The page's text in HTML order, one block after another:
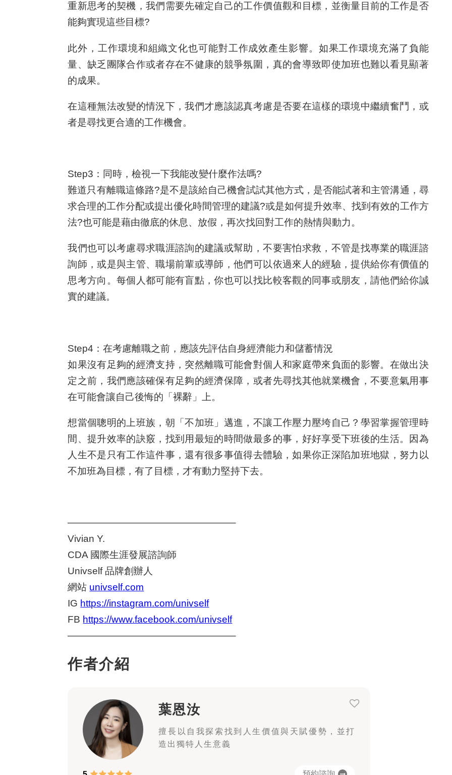
重新思考的契機，我們需要先確定自己的工作價值觀和目標，並衡量目前的工作是否
能夠實現這些目標?
此外，工作環境和組織文化也可能對工作成效產生影響。如果工作環境充滿了負能
量、缺乏團隊合作或者存在不健康的競爭氛圍，真的會導致即使加班也難以看見顯著
的成果。
在這種無法改變的情況下，我們才應該認真考慮是否要在這樣的環境中繼續奮鬥，或
者是尋找更合適的工作機會。
Step3：同時，檢視一下我能改變什麼作法嗎?
難道只有離職這條路?是不是該給自己機會試試其他方式，是否能試著和主管溝通，尋
求合理的工作分配或提出優化時間管理的建議?或是如何提升效率、找到有效的工作方
法?也可能是藉由徹底的休息、放假，再次找回對工作的熱情與動力。
我們也可以考慮尋求職涯諮詢的建議或幫助，不要害怕求救，不管是找專業的職涯諮
詢師，或是與主管、職場前輩或導師，他們可以依過來人的經驗，提供給你有價值的
思考方向。每個人都可能有盲點，你也可以找比較客觀的同事或朋友，請他們給你誠
實的建議。
Step4：在考慮離職之前，應該先評估自身經濟能力和儲蓄情況
如果沒有足夠的經濟支持，突然離職可能會對個人和家庭帶來負面的影響。在做出決
定之前，我們應該確保有足夠的經濟保障，或者先尋找其他就業機會，不要意氣用事
在可能會讓自己後悔的「裸辭」上。
想當個聰明的上班族，朝「不加班」邁進，不讓工作壓力壓垮自己？學習掌握管理時
間、提升效率的訣竅，找到用最短的時間做最多的事，好好享受下班後的生活。因為
人生不是只有工作這件事，還有很多事值得去體驗，如果你正深陷加班地獄，努力以
不加班為目標，有了目標，才有動力堅持下去。
—————————————————–
Vivian Y.
CDA 國際生涯發展諮詢師
Univself 品牌創辦人
網站 univself.com
IG https://instagram.com/univself
FB https://www.facebook.com/univself
—————————————————–
作者介紹
葉恩汝
擅長以自我探索找到人生價值與天賦優勢，並打
造出獨特人生意義